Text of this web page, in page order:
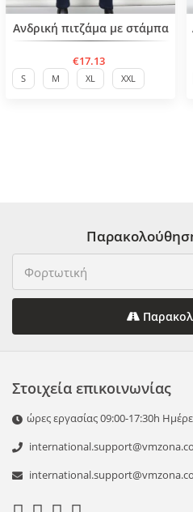
Ανδρική πιτζάμα με στάμπα
€17.13
S M XL XXL
Στοιχεία επικοινωνίας
ώρες εργασίας 09:00-17:30h